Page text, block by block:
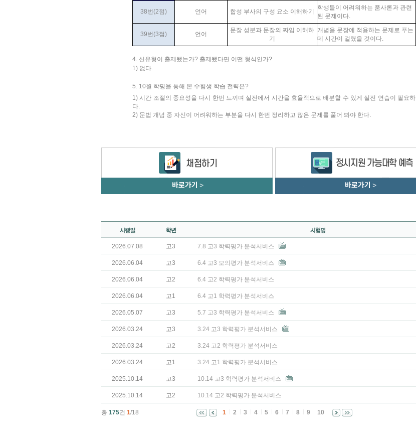
38번(2점) 언어 합성 부사의 구성 요소 이해하기
학생들이 어려워하는 품사론과 관련
된 문제이다.
39번(3점) 언어
문장 성분과 문장의 짜임 이해하
기
개념을 문장에 적용하는 문제로 푸는
데 시간이 걸렸을 것이다.
4. 신유형이 출제됐는가? 출제됐다면 어떤 형식인가?
1) 없다.
5. 10월 학평을 통해 본 수험생 학습 전략은?
1) 시간 조절의 중요성을 다시 한번 느끼며 실전에서 시간을 효율적으로 배분할 수 있게 실전 연습이 필요하
다.
2) 문법 개념 중 자신이 어려워하는 부분을 다시 한번 정리하고 많은 문제를 풀어 봐야 한다.
바로가기 > 바로가기 >
2026.07.08 고3 7.8 고3 학력평가 분석서비스
2026.06.04 고3 6.4 고3 모의평가 분석서비스
2026.06.04 고2 6.4 고2 학력평가 분석서비스
2026.06.04 고1 6.4 고1 학력평가 분석서비스
2026.05.07 고3 5.7 고3 학력평가 분석서비스
2026.03.24 고3 3.24 고3 학력평가 분석서비스
2026.03.24 고2 3.24 고2 학력평가 분석서비스
2026.03.24 고1 3.24 고1 학력평가 분석서비스
2025.10.14 고3 10.14 고3 학력평가 분석서비스
2025.10.14 고2 10.14 고2 학력평가 분석서비스
총 175건 1/18 1 2 3 4 5 6 7 8 9 10